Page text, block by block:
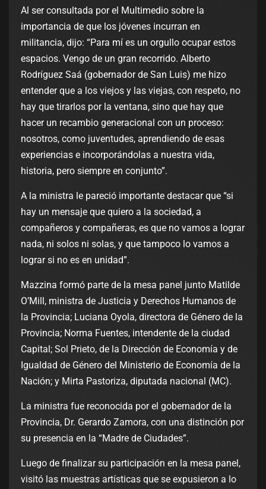
Al ser consultada por el Multimedio sobre la
importancia de que los jóvenes incurran en
militancia, dijo: “Para mí es un orgullo ocupar estos
espacios. Vengo de un gran recorrido. Alberto
Rodríguez Saá (gobernador de San Luis) me hizo
entender que a los viejos y las viejas, con respeto, no
hay que tirarlos por la ventana, sino que hay que
hacer un recambio generacional con un proceso:
nosotros, como juventudes, aprendiendo de esas
experiencias e incorporándolas a nuestra vida,
historia, pero siempre en conjunto”.
A la ministra le pareció importante destacar que “si
hay un mensaje que quiero a la sociedad, a
compañeros y compañeras, es que no vamos a lograr
nada, ni solos ni solas, y que tampoco lo vamos a
lograr si no es en unidad”.
Mazzina formó parte de la mesa panel junto Matilde
O’Mill, ministra de Justicia y Derechos Humanos de
la Provincia; Luciana Oyola, directora de Género de la
Provincia; Norma Fuentes, intendente de la ciudad
Capital; Sol Prieto, de la Dirección de Economía y de
Igualdad de Género del Ministerio de Economía de la
Nación; y Mirta Pastoriza, diputada nacional (MC).
La ministra fue reconocida por el gobernador de la
Provincia, Dr. Gerardo Zamora, con una distinción por
su presencia en la “Madre de Ciudades”.
Luego de finalizar su participación en la mesa panel,
visitó las muestras artísticas que se expusieron a lo